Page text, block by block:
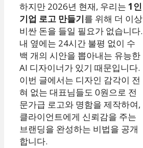
하지만 2026년 현재, 우리는 1인
기업 로고 만들기를 위해 더 이상
비싼 돈을 들일 필요가 없습니다.
내 옆에는 24시간 불평 없이 수
백 개의 시안을 뽑아내는 유능한
AI 디자이너가 있기 때문입니다.
이번 글에서는 디자인 감각이 전
혀 없는 대표님들도 0원으로 전
문가급 로고와 명함을 제작하여,
클라이언트에게 신뢰감을 주는
브랜딩을 완성하는 비법을 공개
합니다.